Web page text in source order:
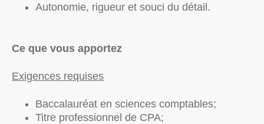
Autonomie, rigueur et souci du détail.
Ce que vous apportez
Exigences requises
Baccalauréat en sciences comptables;
Titre professionnel de CPA;